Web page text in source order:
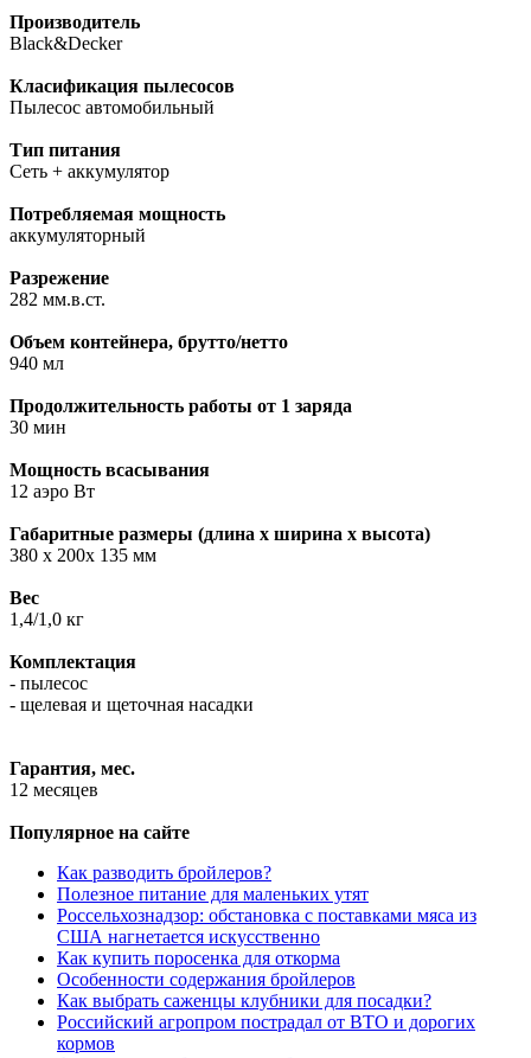
Производитель
Black&Decker
Класификация пылесосов
Пылесос автомобильный
Тип питания
Сеть + аккумулятор
Потребляемая мощность
аккумуляторный
Разрежение
282 мм.в.ст.
Объем контейнера, брутто/нетто
940 мл
Продолжительность работы от 1 заряда
30 мин
Мощность всасывания
12 аэро Вт
Габаритные размеры (длина х ширина х высота)
380 х 200х 135 мм
Вес
1,4/1,0 кг
Комплектация
- пылесос
- щелевая и щеточная насадки
Гарантия, мес.
12 месяцев
Популярное на сайте
Как разводить бройлеров?
Полезное питание для маленьких утят
Россельхознадзор: обстановка с поставками мяса из
США нагнетается искусственно
Как купить поросенка для откорма
Особенности содержания бройлеров
Как выбрать саженцы клубники для посадки?
Российский агропром пострадал от ВТО и дорогих
кормов